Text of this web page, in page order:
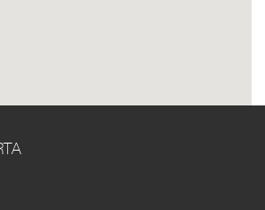
BOGOTÁ
DEL CARIBE